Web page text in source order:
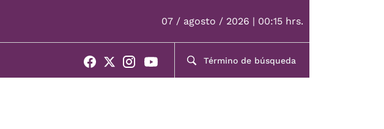
07 / agosto / 2026 | 00:15 hrs.